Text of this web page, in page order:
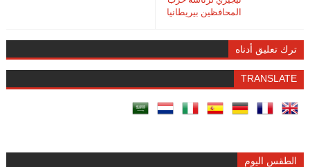
المحافظين بيريطانيا
ترك تعليق أدناه
TRANSLATE
الطقس اليوم